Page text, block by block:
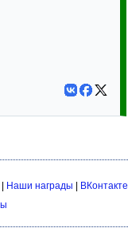
Наши награды
ВКонтакте